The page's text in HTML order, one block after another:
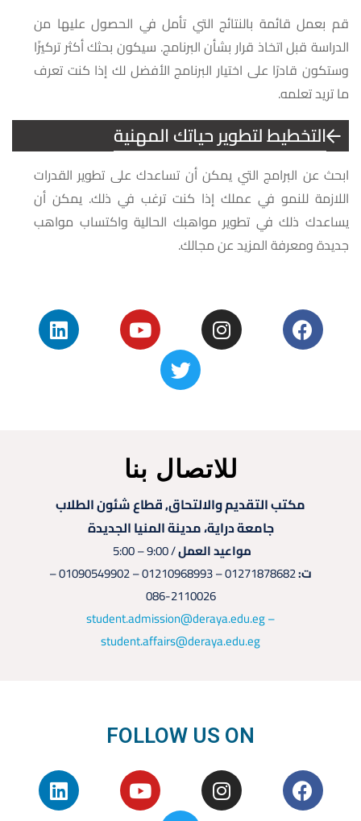
قم بعمل قائمة بالنتائج التي تأمل في الحصول عليها من
الدراسة قبل اتخاذ قرار بشأن البرنامج. سيكون بحثك أكثر تركيزًا
وستكون قادرًا على اختيار البرنامج الأفضل لك إذا كنت تعرف
ما تريد تعلمه.
التخطيط لتطوير حياتك المهنية
ابحث عن البرامج التي يمكن أن تساعدك على تطوير القدرات
اللازمة للنمو في عملك إذا كنت ترغب في ذلك. يمكن أن
يساعدك ذلك في تطوير مواهبك الحالية واكتساب مواهب
جديدة ومعرفة المزيد عن مجالك.
للاتصال بنا
مكتب التقديم والالتحاق, قطاع شئون الطلاب
جامعة دراية، مدينة المنيا الجديدة
مواعيد العمل/ 9:00 – 5:00
ت:
01271878682 – 01210968993 – 01090549902 –
2110026-086
student.admission@deraya.edu.eg –
student.affairs@deraya.edu.eg
FOLLOW US ON